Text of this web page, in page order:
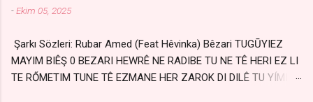
-Ekim 05, 2025
Şarkı Sözleri: Rubar Amed (Feat Hêvinka) Bêzari TUGŪYIEZ
MAYIM BIÊŞ 0 BEZARI HEWRÊ NE RADIBE TU NE TÊ HERI EZ LI
TE RŐMETIM TUNE TÊ EZMANE HER ZAROK DI DILÊ TU YÍMIN